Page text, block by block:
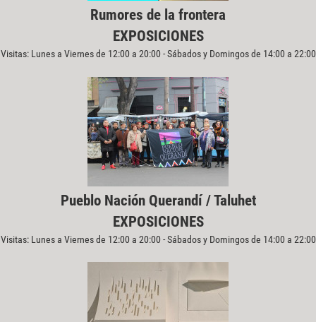
Rumores de la frontera
EXPOSICIONES
Visitas: Lunes a Viernes de 12:00 a 20:00 - Sábados y Domingos de 14:00 a 22:00
Pueblo Nación Querandí / Taluhet
EXPOSICIONES
Visitas: Lunes a Viernes de 12:00 a 20:00 - Sábados y Domingos de 14:00 a 22:00